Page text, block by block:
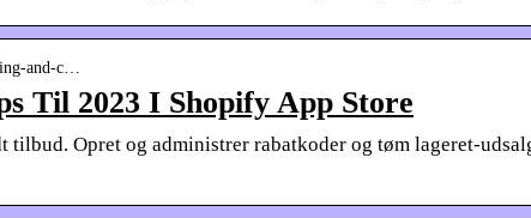
and-c…
Til 2023 I Shopify App Store
tilbud. Opret og administrer rabatkoder og tøm lageret-